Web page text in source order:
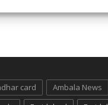
card Ambala News